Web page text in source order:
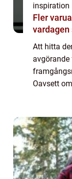
inspiration
Fler
Att hitta
Oavsett